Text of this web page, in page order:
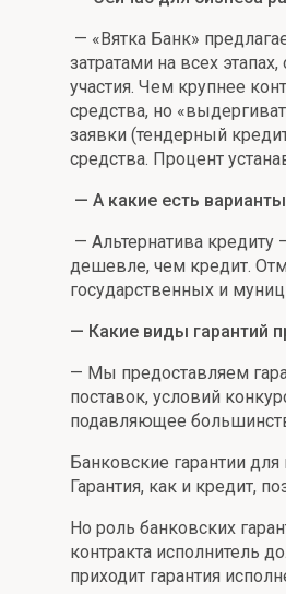
Онлайн
Все вклады
Удаленная
Мобильное приложение
Подтверждение согласия
Все сервисы
— «Вятка Банк»
затратами на всех
участия. Чем крупнее
средства, но
заявки (тендерный
средства. Процент
— А какие есть
— Альтернатива кредиту
дешевле, чем кредит.
государственных и
— Какие виды гарантий
— Мы предоставляем
поставок, условий
подавляющее
Банковские гарантии
Гарантия, как и кредит,
Но роль банковских
контракта исполнитель
приходит гарантия